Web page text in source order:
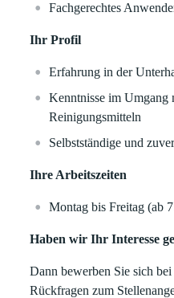
Fachgerechtes
Ihr Profil
Erfahrung in der
Kenntnisse im Umgang
Reinigungsmitteln
Selbstständige und
Ihre Arbeitszeiten
Montag bis Freitag (ab
Haben wir Ihr Interesse
Dann bewerben Sie sich
Rückfragen zum